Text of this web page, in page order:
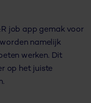
job app gemak voor
namelijk
werken. Dit
op het juiste